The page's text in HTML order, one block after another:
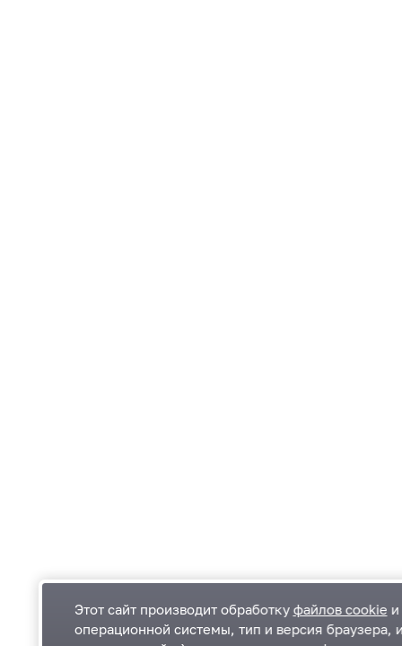
Этот сайт производит обработку файлов cookie
операционной системы, тип и версия браузера,